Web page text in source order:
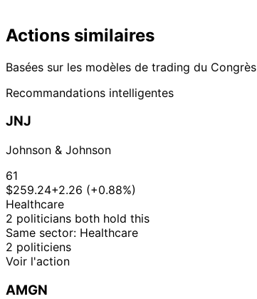
Actions similaires
Basées sur les modèles de trading du Congrès
Recommandations intelligentes
JNJ
Johnson & Johnson
61
$259.24+2.26 (+0.88%)
Healthcare
2 politicians both hold this
Same sector: Healthcare
2 politiciens
Voir l'action
AMGN